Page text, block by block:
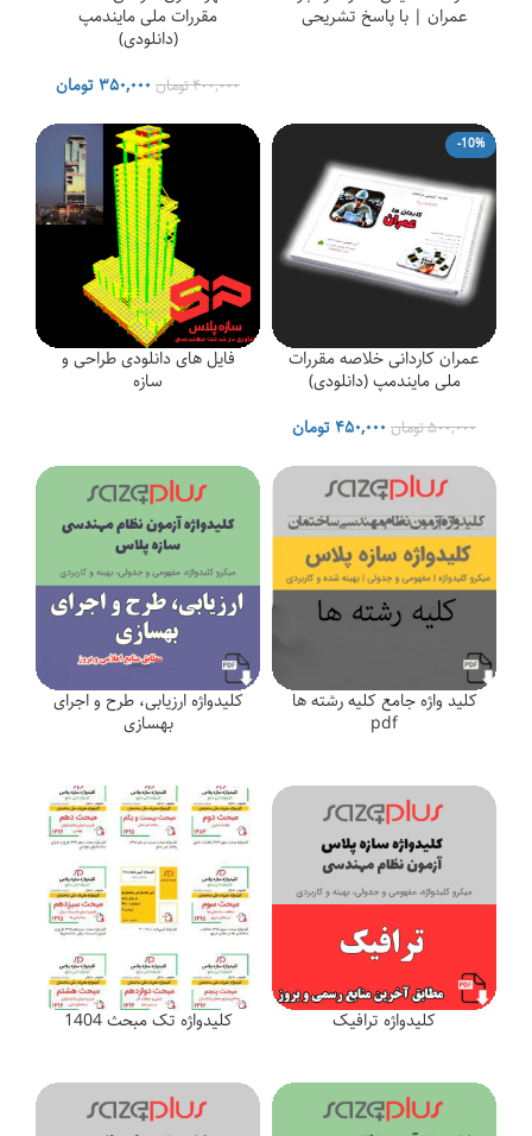
عمران | با پاسخ تشریحی مقررات ملی مایندمپ
(دانلودی)
۴۰۰,۰۰۰تومانقیمت
۴۰۰,۰۰۰ تومان
بود.
۳۵۰,۰۰۰تومانقیمت
است. -10%
عمران کاردانی خلاصه مقررات
ملی مایندمپ (دانلودی)
۵۰۰,۰۰۰تومانقیمت
۵۰۰,۰۰۰ تومان
بود.
۴۵۰,۰۰۰تومانقیمت
۴۵۰,۰۰۰ تومان
است.
فایل های دانلودی طراحی و
سازه
کلید واژه جامع کلیه رشته ها
pdf
کلیدواژه ارزیابی، طرح و اجرای
بهسازی
کلیدواژه ترافیک کلیدواژه تک مبحث 1404